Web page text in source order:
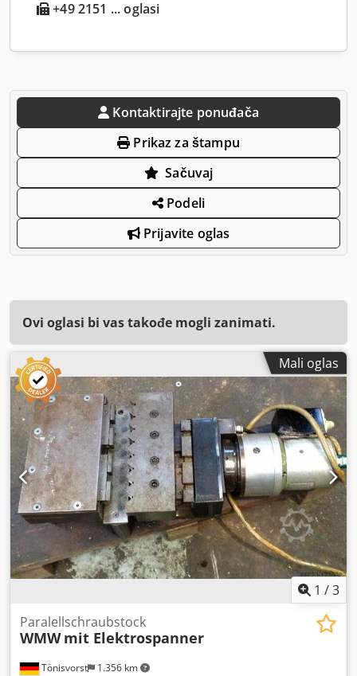
+49 2151 ... oglasi
Kontaktirajte ponuđača
Prikaz za štampu
Sačuvaj
Podeli
Prijavite oglas
Ovi oglasi bi vas takođe mogli zanimati.
Mali oglas
1 /3
Tönisvorst 1.356 km
Paralellschraubstock
WMW mit Elektrospanner